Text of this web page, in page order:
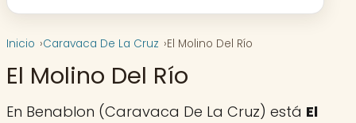
Inicio Caravaca De La Cruz El Molino Del Río
El Molino Del Río
En Benablon (Caravaca De La Cruz) está El